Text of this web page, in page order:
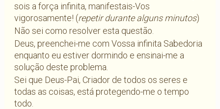
sois a força infinita, manifestais-Vos
vigorosamente! (repetir durante alguns minutos)
Não sei como resolver esta questão.
Deus, preenchei-me com Vossa infinita Sabedoria
enquanto eu estiver dormindo e ensinai-me a
solução deste problema.
Sei que Deus-Pai, Criador de todos os seres e
todas as coisas, está protegendo-me o tempo
todo.